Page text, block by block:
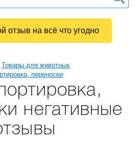
Товары для животных
переноски
негативные
отзыв на всё что угодно